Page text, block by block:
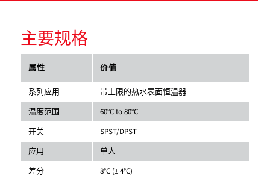
主要规格
属性 价值
系列应用
带上限的热水表面恒温器
温度范围
60°C to 80°C
开关
SPST/DPST
应用
单人
差分
8°C (± 4°C)